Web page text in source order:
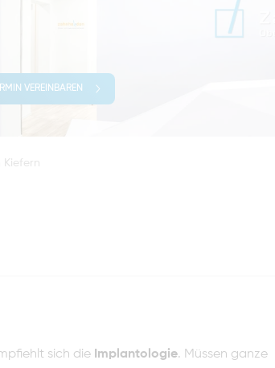
VEREINBAREN
Kiefern
sich die Implantologie. Müssen ganze